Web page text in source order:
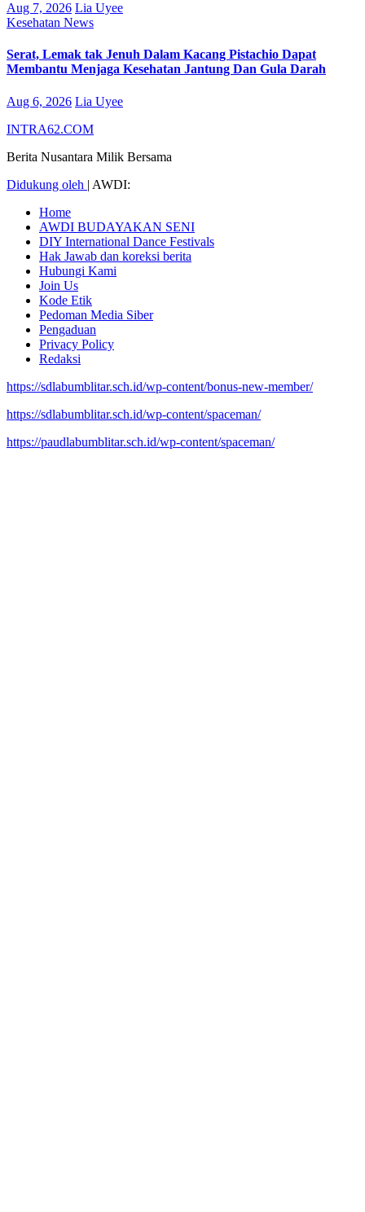
Aug 7, 2026 Lia Uyee
Kesehatan News
Serat, Lemak tak Jenuh Dalam Kacang Pistachio Dapat
Membantu Menjaga Kesehatan Jantung Dan Gula Darah
Aug 6, 2026 Lia Uyee
INTRA62.COM
Berita Nusantara Milik Bersama
Didukung oleh | AWDI:
Home
AWDI BUDAYAKAN SENI
DIY International Dance Festivals
Hak Jawab dan koreksi berita
Hubungi Kami
Join Us
Kode Etik
Pedoman Media Siber
Pengaduan
Privacy Policy
Redaksi
https://sdlabumblitar.sch.id/wp-content/bonus-new-member/
https://sdlabumblitar.sch.id/wp-content/spaceman/
https://paudlabumblitar.sch.id/wp-content/spaceman/